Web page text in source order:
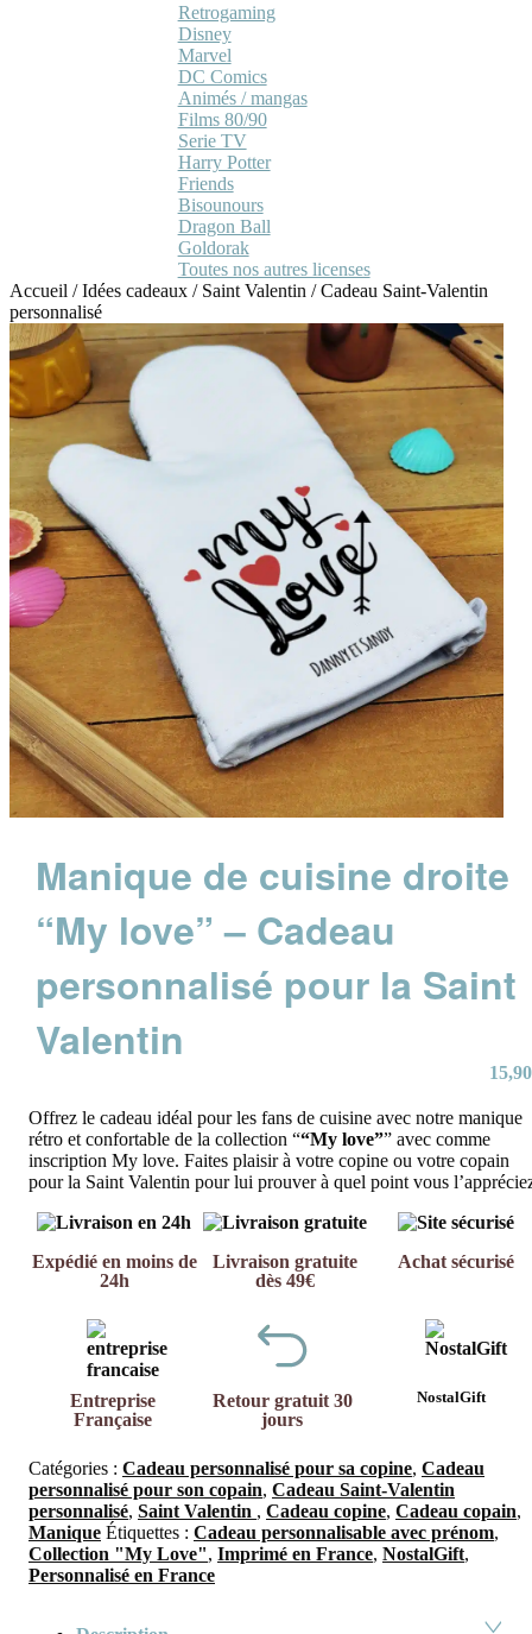
Retrogaming
Disney
Marvel
DC Comics
Animés / mangas
Films 80/90
Serie TV
Harry Potter
Friends
Bisounours
Dragon Ball
Goldorak
Toutes nos autres licenses
Accueil /Idées cadeaux / Saint Valentin /Cadeau Saint-Valentin
personnalisé
Manique de cuisine droite
“My love” – Cadeau
personnalisé pour la Saint
Valentin
15,90
Offrez le cadeau idéal pour les fans de cuisine avec notre manique
rétro et confortable de la collection ““My love”” avec comme
inscription My love. Faites plaisir à votre copine ou votre copain
pour la Saint Valentin pour lui prouver à quel point vous
Expédié en moins de
24h
Livraison gratuite
dès 49€
Achat sécurisé
Entreprise
Française
Retour gratuit 30
jours
NostalGift
Catégories : Cadeau personnalisé pour sa copine, Cadeau
personnalisé pour son copain, Cadeau Saint-Valentin
personnalisé, Saint Valentin , Cadeau copine, Cadeau copain,
Manique Étiquettes : Cadeau personnalisable avec prénom,
Collection "My Love", Imprimé en France, NostalGift,
Personnalisé en France